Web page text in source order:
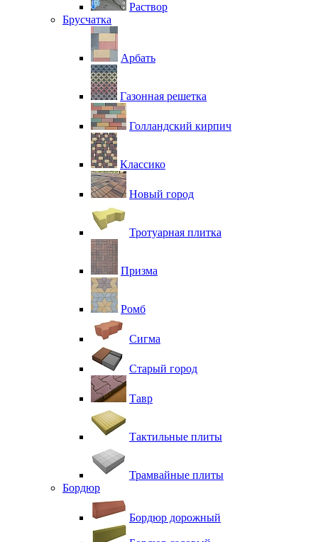
Раствор
Брусчатка
Арбать
Газонная решетка
Голландский кирпич
Классико
Новый город
Тротуарная плитка
Призма
Ромб
Сигма
Старый город
Тавр
Тактильные плиты
Трамвайные плиты
Бордюр
Бордюр дорожный